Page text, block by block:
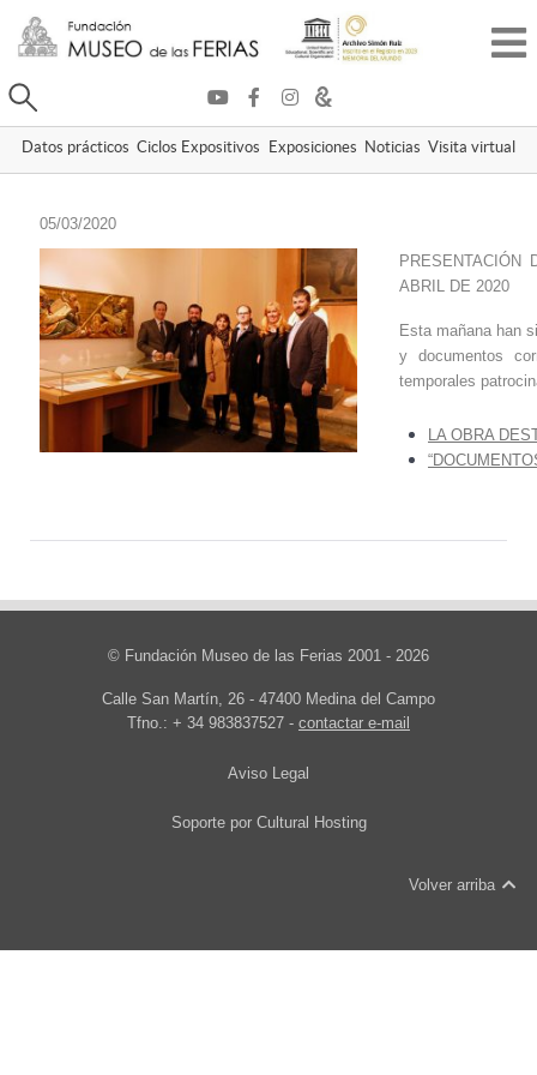
Buscar
Datos prácticos Ciclos Expositivos Exposiciones Noticias Visita virtual
05/03/2020
ABRIL DE 2020
Esta mañana han
y documentos
temporales
LA OBRA
© Fundación Museo de las Ferias 2001 - 2026
Calle San Martín, 26 - 47400 Medina del Campo
Tfno.: + 34 983837527 - contactar e-mail
Aviso Legal
Soporte por Cultural Hosting
Volver arriba